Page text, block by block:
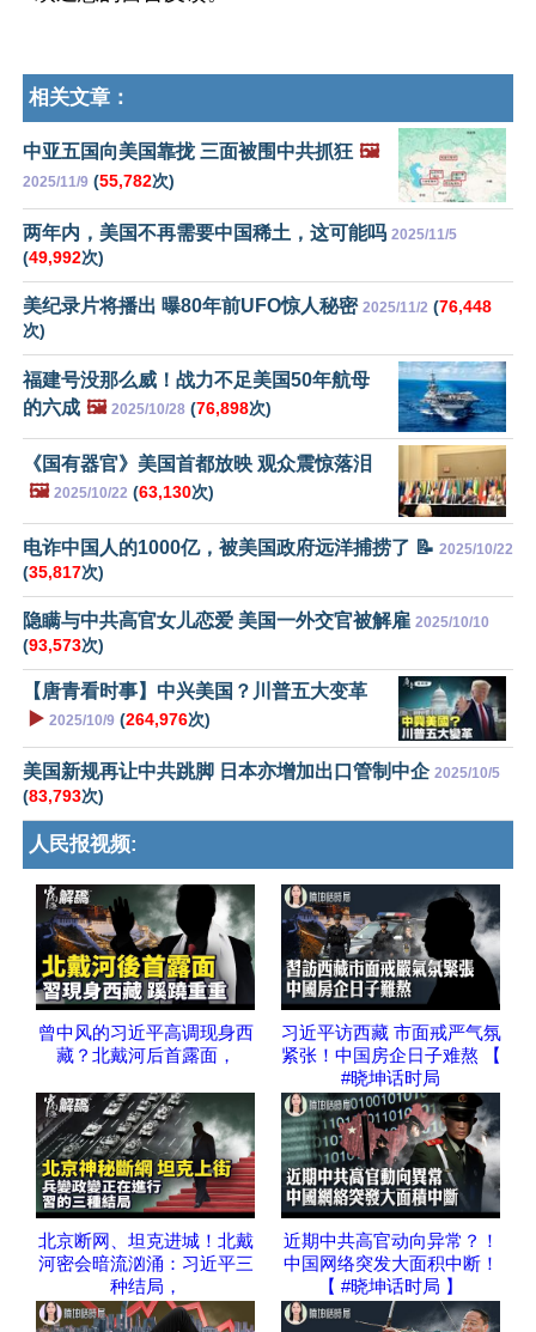
相关文章：
中亚五国向美国靠拢 三面被围中共抓狂 🖼️
2025/11/9 (55,782次)
两年内，美国不再需要中国稀土，这可能吗 2025/11/5
(49,992次)
美纪录片将播出 曝80年前UFO惊人秘密 2025/11/2 (76,448
次)
福建号没那么威！战力不足美国50年航母
的六成 🖼️ 2025/10/28 (76,898次)
《国有器官》美国首都放映 观众震惊落泪
🖼️ 2025/10/22 (63,130次)
电诈中国人的1000亿，被美国政府远洋捕捞了 📝 2025/10/22
(35,817次)
隐瞒与中共高官女儿恋爱 美国一外交官被解雇 2025/10/10
(93,573次)
【唐青看时事】中兴美国？川普五大变革
▶️ 2025/10/9 (264,976次)
美国新规再让中共跳脚 日本亦增加出口管制中企 2025/10/5
(83,793次)
人民报视频:
曾中风的习近平高调现身西
藏？北戴河后首露面，
习近平访西藏 市面戒严气氛
紧张！中国房企日子难熬 【
#晓坤话时局
北京断网、坦克进城！北戴
河密会暗流汹涌：习近平三
种结局，
近期中共高官动向异常？！
中国网络突发大面积中断！
【 #晓坤话时局 】